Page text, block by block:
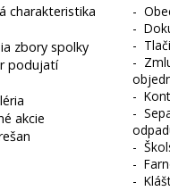
charakteristika
zbory spolky
podujatí
akcie
-
-
-
-
-
-
-
-
-